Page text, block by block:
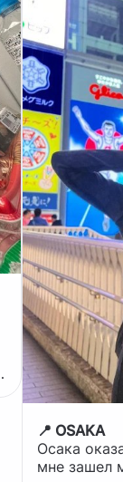
📍 OSAKA
Осака
мне зашел